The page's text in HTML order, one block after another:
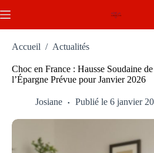
au
Accueil / Actualités
Choc en France : Hausse Soudaine
l’Épargne Prévue pour Janvier 2026
Josiane Publié le 6 janvier